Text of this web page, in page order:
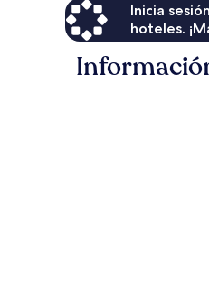
Inicia
hoteles.